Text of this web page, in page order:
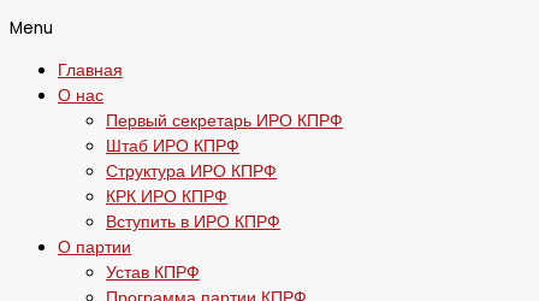
Menu
Главная
О нас
Первый секретарь ИРО КПРФ
Штаб ИРО КПРФ
Структура ИРО КПРФ
КРК ИРО КПРФ
Вступить в ИРО КПРФ
О партии
Устав КПРФ